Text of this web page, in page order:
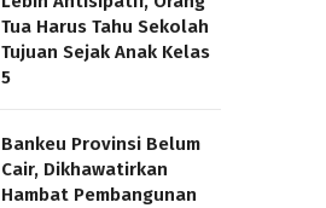
Tua Harus Tahu Sekolah
Tujuan Sejak Anak Kelas
5
Bankeu Provinsi Belum
Cair, Dikhawatirkan
Hambat Pembangunan